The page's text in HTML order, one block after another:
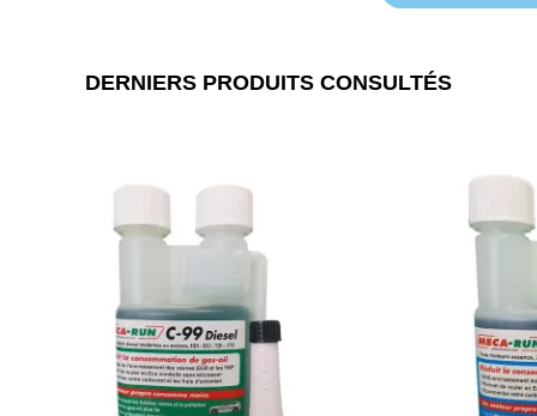
DERNIERS PRODUITS CONSULTÉS